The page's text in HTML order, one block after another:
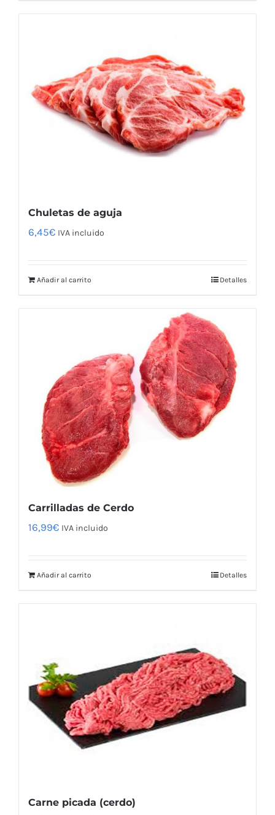
Chuletas de aguja
6,45€ IVA incluido
Añadir al carrito Detalles
Carrilladas de Cerdo
16,99€ IVA incluido
Añadir al carrito Detalles
Carne picada (cerdo)